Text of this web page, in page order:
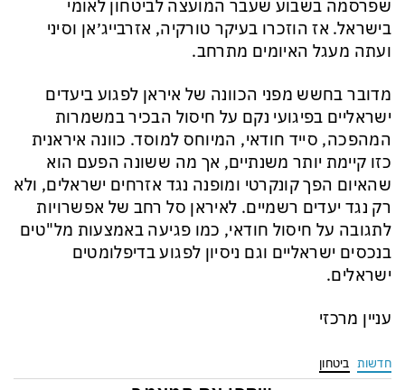
שפרסמה בשבוע שעבר המועצה לביטחון לאומי
בישראל. אז הוזכרו בעיקר טורקיה, אזרבייג׳אן וסיני
ועתה מעגל האיומים מתרחב.
מדובר בחשש מפני הכוונה של איראן לפגוע ביעדים
ישראליים בפיגועי נקם על חיסול הבכיר במשמרות
המהפכה, סייד חודאי, המיוחס למוסד. כוונה איראנית
כזו קיימת יותר משנתיים, אך מה ששונה הפעם הוא
שהאיום הפך קונקרטי ומופנה נגד אזרחים ישראלים, ולא
רק נגד יעדים רשמיים. לאיראן סל רחב של אפשרויות
לתגובה על חיסול חודאי, כמו פגיעה באמצעות מל"טים
בנכסים ישראליים וגם ניסיון לפגוע בדיפלומטים
ישראלים.
עניין מרכזי
חדשות ביטחון